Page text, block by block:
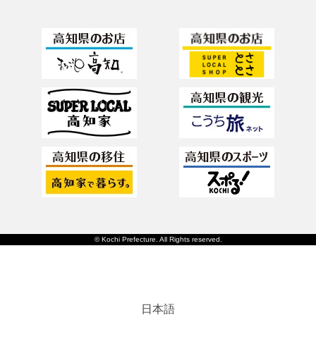
© Kochi Prefecture. All Rights reserved.
日本語